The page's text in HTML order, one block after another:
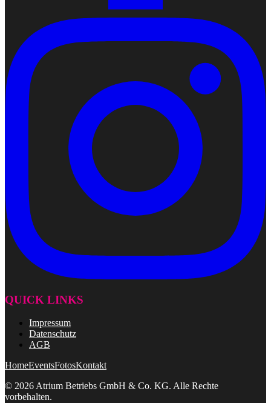
QUICK LINKS
Impressum
Datenschutz
AGB
HomeEventsFotosKontakt
© 2026 Atrium Betriebs GmbH & Co. KG. Alle Rechte
vorbehalten.